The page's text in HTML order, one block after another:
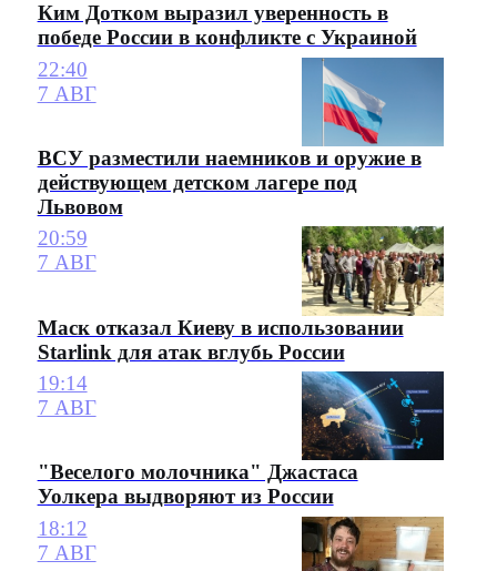
Ким Дотком выразил уверенность в
победе России в конфликте с Украиной
22:40
7 АВГ
ВСУ разместили наемников и оружие в
действующем детском лагере под
Львовом
20:59
7 АВГ
Маск отказал Киеву в использовании
Starlink для атак вглубь России
19:14
7 АВГ
"Веселого молочника" Джастаса
Уолкера выдворяют из России
18:12
7 АВГ